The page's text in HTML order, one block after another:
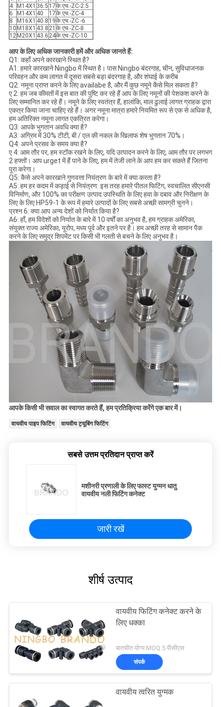
4
M14X1 36.5 17के.एच.-ZC-2.5
6
M14X1 40 17के.एच.-ZC-4
8
M16X1 40.8 19के.एच.-ZC -6
10 M18X1 43.8 21 के.एच.-ZC-8
12 M20X1 43.6 24के.एच.-ZC-10
आप के लिए अधिक जानकारी हमें और अधिक जानते हैं:
Q1: कहाँ अपने कारखाने स्थित है?
A1: हमारे कारखाने Ningbo में स्थित है। पास Ningbo बंदरगाह, चीन, सुविधाजनक
परिवहन और कम लागत में दूसरा सबसे बड़ा बंदरगाह है, और शंघाई के करीब
Q2: नमूना प्राप्त करने के लिए availabe है, और मैं कुछ नमूने कैसे मिल सकता है?
ए 2: हम जब कीमतों में इस बात की पुष्टि कर रहे हैं आप के लिए नमूनों की पेशकश करने के
लिए सम्मानित कर रहे हैं। नमूने के लिए स्वतंत्र हैं, हालांकि, माल ढुलाई लागत ग्राहक द्वारा
एकत्र किया जाना चाहिए रहे हैं। अगर नमूना मात्रा हमारे नियमित रूप से एक से अधिक है,
हम अतिरिक्त नमूना लागत एकत्रित करेगा।
Q3: आपके भुगतान अवधि क्या है?
A3: अग्रिम में 30% टीटी, बी / एल की नकल के खिलाफ शेष भुगतान 70%।
Q4: अपने प्रसव के समय क्या है?
ए 4: आम तौर पर, हम स्टॉक रखने के लिए, यदि उत्पादन करने के लिए, आम तौर पर लगभग
2 हफ्तों। आप urget में हैं पाने के लिए, हम में तेजी लाने के आप हम कर सकते हैं जितना
पूरा करेगा।
Q5: कैसे अपने कारखाने गुणवत्ता नियंत्रण के बारे में क्या करता है?
A5: हम हर कदम में कड़ाई से नियंत्रण: इस तरह हमारे पीतल फिटिंग, स्वचालित सीएनसी
विनिर्माण, और 100% का परीक्षण उत्पाद उपस्थिति के लिए हवा के दबाव और निरीक्षण के
लिए के लिए HP59-1 के रूप में हमारे उत्पादों के लिए सबसे अच्छी सामग्री चुनने।
प्रश्न 6: क्या आप अन्य देशों को निर्यात किया है?
A6: हाँ, हम विदेशों को निर्यात के बारे में 10 वर्षों का अनुभव है, हम ग्राहक अमेरिका,
संयुक्त राज्य अमेरिका, यूरोप, मध्य पूर्व और इतने पर है। हम अच्छी तरह से सामान पैक
करने के लिए समुद्र शिपमेंट पर किसी भी गलती से बचने के लिए अनुभव है।
आपके किसी भी सवाल का स्वागत करते हैं, हम प्रतिक्रिया करेंगे एक बार में।
वायवीय पाइप फिटिंग वायवीय ट्यूबिंग फिटिंग
सबसे उत्तम प्रतिदान प्राप्त करें
मशीनरी प्रणाली के लिए फास्ट युग्मन धातु
वायवीय नली फिटिंग कनेक्ट
जारी रखें
शीर्ष उत्पाद
वायवीय फिटिंग कनेक्ट करने के
लिए धक्का
बातचीत योग्य MOQ:5 पीसीएस
संपर्क
वायवीय त्वरित युग्मक